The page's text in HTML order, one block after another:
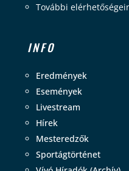
További
INFO
Eredmények
Események
Livestream
Hírek
Mesteredzők
Sportágtörténet